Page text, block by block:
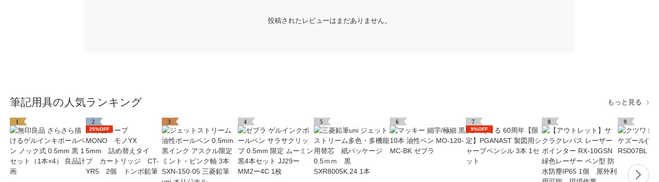
投稿されたレビューはまだありません。
筆記用具の人気ランキング もっと見る
1 2
25%OFF
3 4 5 6 7
9%OFF
8 9